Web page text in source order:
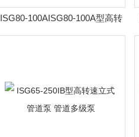
ISG80-100AISG80-100A型高转
速立式管道泵 管道多级泵